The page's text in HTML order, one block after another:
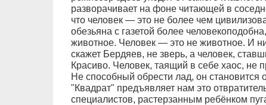
разворачивает на фоне читающей в
что человек — это не более чем
обезьяна с газетой более
животное. Человек — это не животное. И
скажет Бердяев, не зверь, а человек,
Красиво. Человек, таящий в себе хаос, не
Не способный обрести лад, он
"Квадрат" предъявляет нам это
специалистов, растерзанным ребёнком